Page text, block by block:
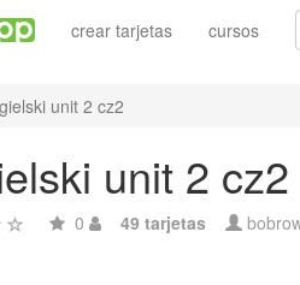
crear tarjetas cursos
unit 2 cz2
unit 2 cz2
0 49 tarjetas